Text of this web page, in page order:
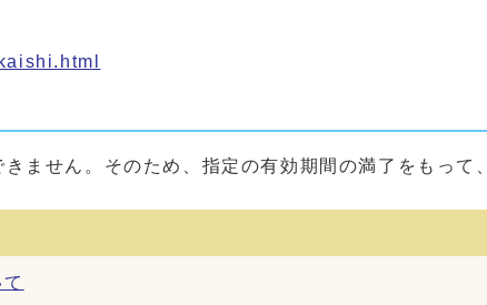
ません。そのため、指定の有効期間の満了をもって